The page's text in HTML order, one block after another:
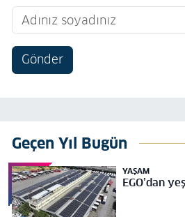
Gönder
Geçen Yıl Bugün
YAŞAM
EGO’dan